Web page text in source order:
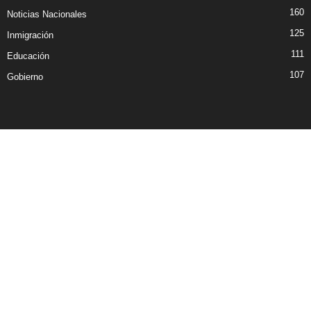
Noticias Nacionales 160
Inmigración 125
Educación 111
Gobierno 107